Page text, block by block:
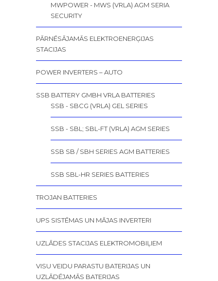
MWPOWER - MWS (VRLA) AGM SERIA
SECURITY
PĀRNĒSĀJAMĀS ELEKTROENERĢIJAS
STACIJAS
POWER INVERTERS – AUTO
SSB BATTERY GMBH VRLA BATTERIES
SSB - SBCG (VRLA) GEL SERIES
SSB - SBL; SBL-FT (VRLA) AGM SERIES
SSB SB / SBH SERIES AGM BATTERIES
SSB SBL-HR SERIES BATTERIES
TROJAN BATTERIES
UPS SISTĒMAS UN MĀJAS INVERTERI
UZLĀDES STACIJAS ELEKTROMOBIĻIEM
VISU VEIDU PARASTU BATERIJAS UN
UZLĀDĒJAMĀS BATERIJAS